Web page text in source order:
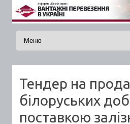
Skip to content
Тендер на
білоруських
поставкою